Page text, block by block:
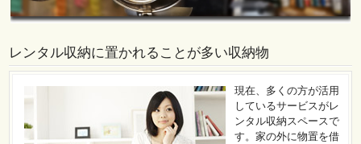
レンタル収納に置かれることが多い収納物
現在、多くの方が活用
しているサービスがレ
ンタル収納スペースで
す。家の外に物置を借